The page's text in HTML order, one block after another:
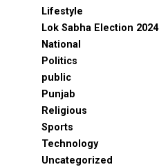
Lifestyle
Lok Sabha Election 2024
National
Politics
public
Punjab
Religious
Sports
Technology
Uncategorized